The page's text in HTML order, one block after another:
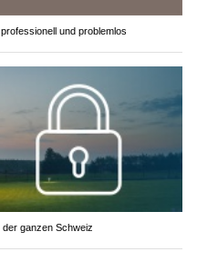
und problemlos
ganzen Schweiz